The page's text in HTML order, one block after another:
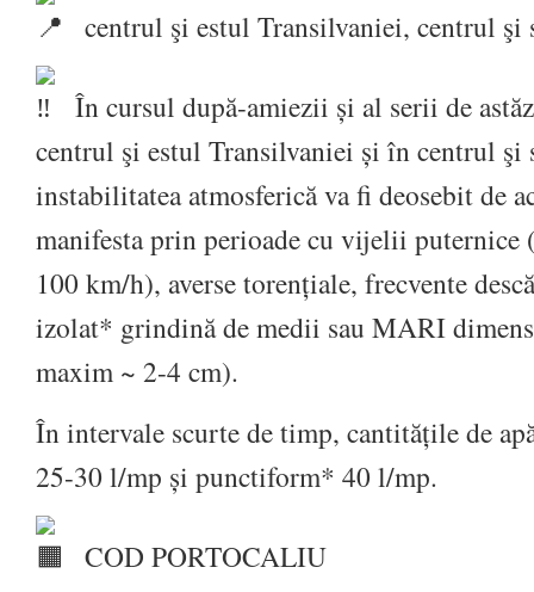
centrul şi estul Transilvaniei, centrul
În cursul după-amiezii și al serii de
centrul şi estul Transilvaniei și în centrul
instabilitatea atmosferică va fi deosebit de
manifesta prin perioade cu vijelii puternice
100 km/h), averse torențiale, frecvente
izolat* grindină de medii sau MARI
maxim ~ 2-4 cm).
În intervale scurte de timp, cantitățile de
25-30 l/mp și punctiform* 40 l/mp.
COD PORTOCALIU